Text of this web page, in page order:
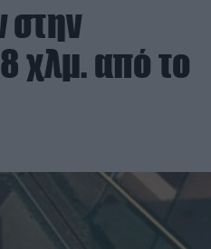
στην
χλμ. από το